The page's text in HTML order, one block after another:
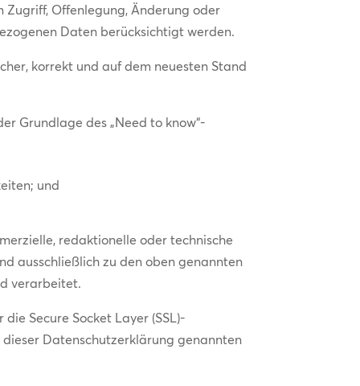
Offenlegung, Änderung oder
Daten berücksichtigt werden.
korrekt und auf dem neuesten Stand
Grundlage des „Need to know“-
und
redaktionelle oder technische
ausschließlich zu den oben genannten
verarbeitet.
Secure Socket Layer (SSL)-
Datenschutzerklärung genannten